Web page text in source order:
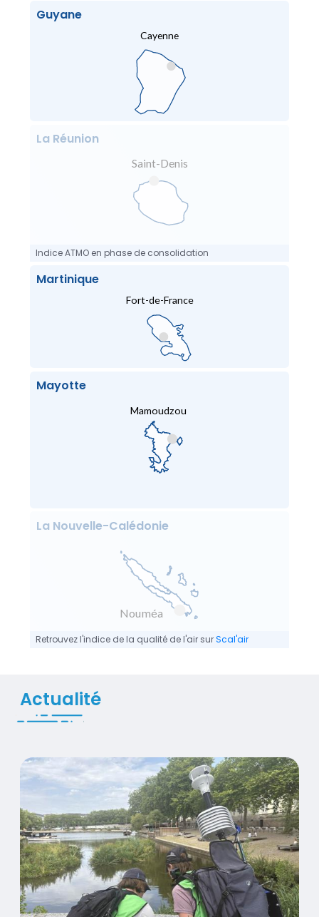
Guyane
Cayenne
Indice ATMO en phase de consolidation
La Réunion
Saint-Denis
Martinique
Fort-de-France
Mayotte
Mamoudzou
Retrouvez l'indice de la qualité de l'air surScal'air
La Nouvelle-Calédonie
Nouméa
Actualité
Air Pays de la Loire contribue à la recherche sur l'air et
Visuel